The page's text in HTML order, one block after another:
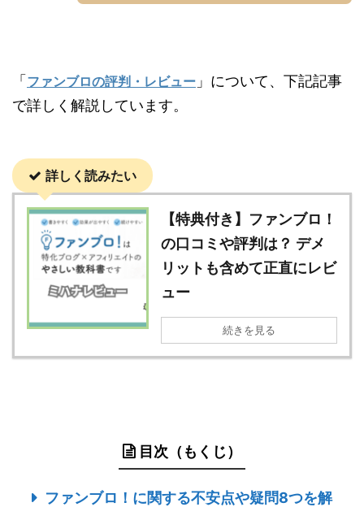
「 ファンブロの評判・レビュー 」について、下記記事
で詳しく解説しています。
詳しく読みたい
【特典付き】ファンブロ！
の口コミや評判は？ デメ
リットも含めて正直にレビ
ュー
続きを見る
目次（もくじ）
ファンブロ！に関する不安点や疑問8つを解